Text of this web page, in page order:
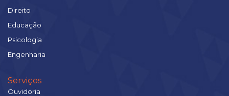
Direito
Educação
Psicologia
Engenharia
Serviços
Ouvidoria